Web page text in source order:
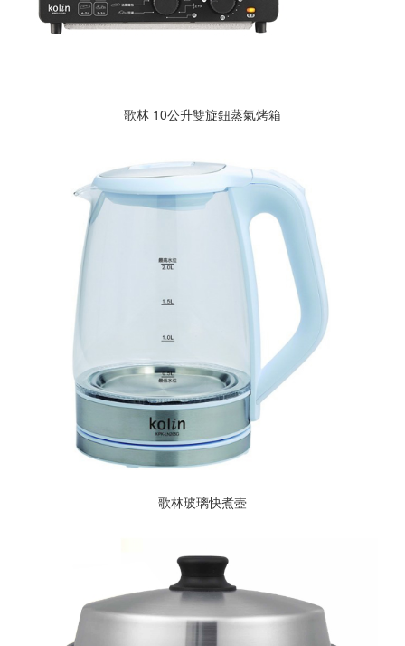
歌林 10公升雙旋鈕蒸氣烤箱
歌林玻璃快煮壺